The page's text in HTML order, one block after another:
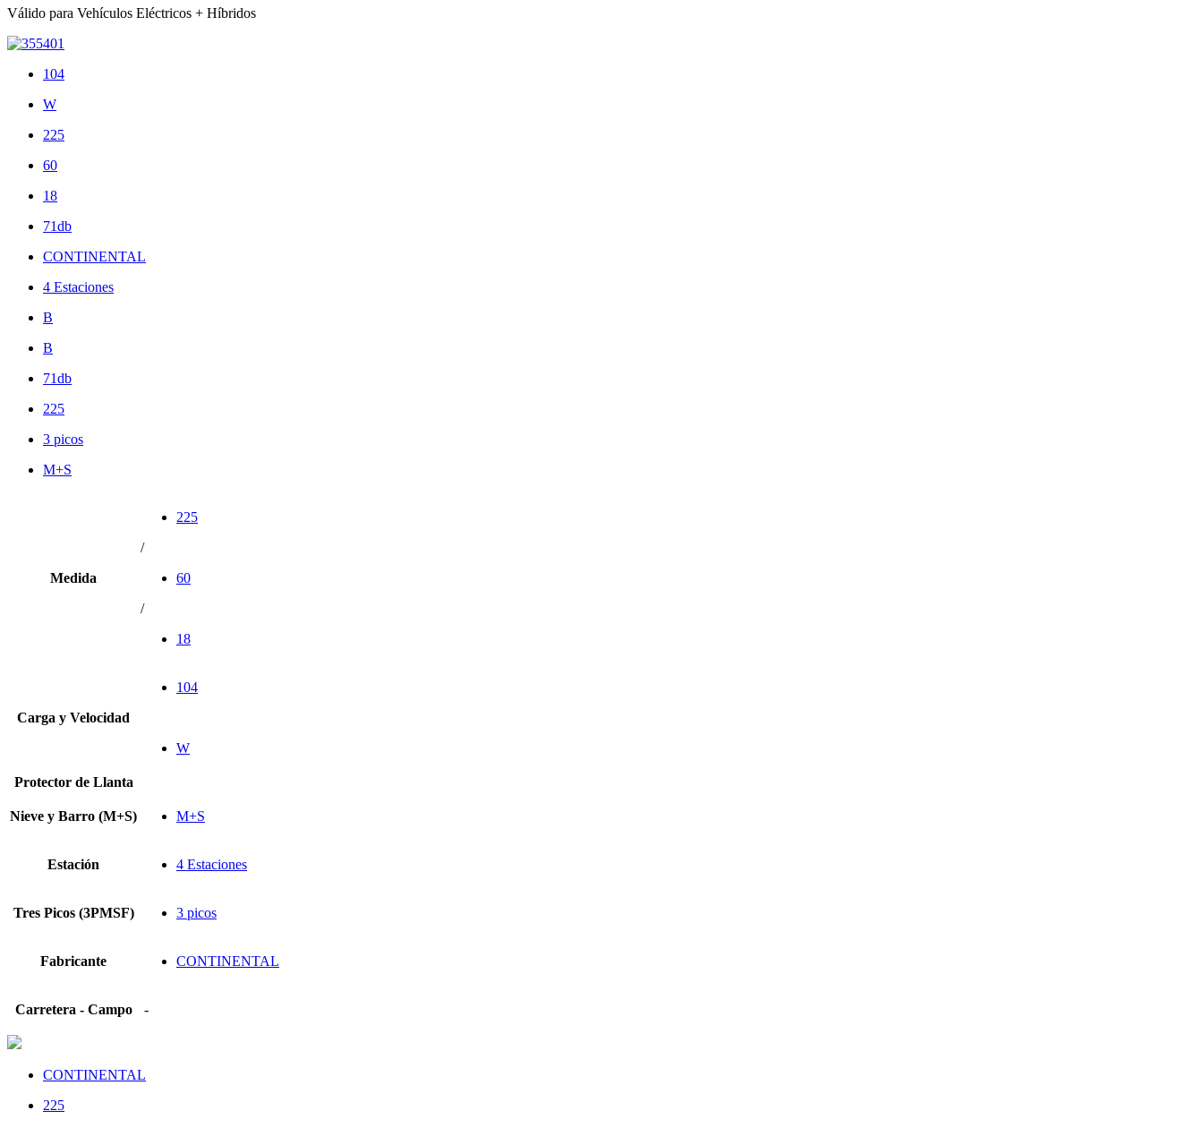
Válido para Vehículos Eléctricos + Híbridos
104
W
225
60
18
71db
CONTINENTAL
4 Estaciones
B
B
71db
225
3 picos
M+S
Medida
225
/
60
/
18
Carga y Velocidad
104
W
Protector de Llanta
Nieve y Barro (M+S) M+S
Estación 4 Estaciones
Tres Picos (3PMSF) 3 picos
Fabricante CONTINENTAL
Carretera - Campo -
CONTINENTAL
225